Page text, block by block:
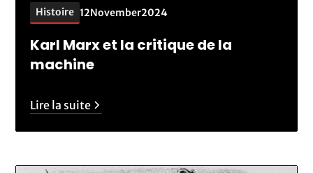
Histoire 12November2024
Karl Marx et la critique de la
machine
Lire la suite